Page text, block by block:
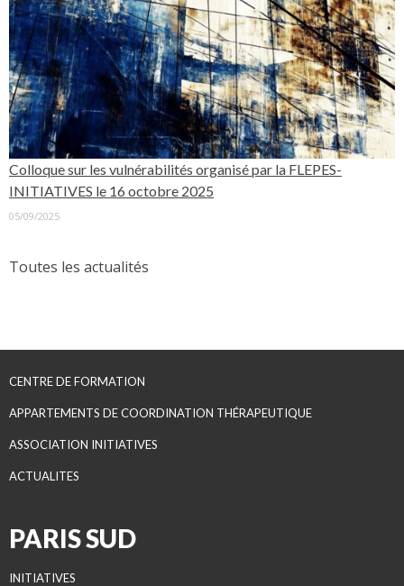
Colloque sur les vulnérabilités organisé par la FLEPES-
INITIATIVES le 16 octobre 2025
05/09/2025
Toutes les actualités
CENTRE DE FORMATION
APPARTEMENTS DE COORDINATION THÉRAPEUTIQUE
ASSOCIATION INITIATIVES
ACTUALITES
PARIS SUD
INITIATIVES